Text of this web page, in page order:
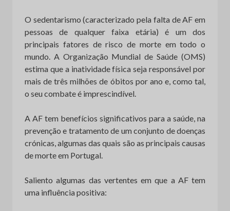
O sedentarismo (caracterizado pela falta de AF em
pessoas de qualquer faixa etária) é um dos
principais fatores de risco de morte em todo o
mundo. A Organização Mundial de Saúde (OMS)
estima que a inatividade física seja responsável por
mais de três milhões de óbitos por ano e, como tal,
o seu combate é imprescindível.
A AF tem benefícios significativos para a saúde, na
prevenção e tratamento de um conjunto de doenças
crónicas, algumas das quais são as principais causas
de morte em Portugal.
Saliento algumas das vertentes em que a AF tem
uma influência positiva: